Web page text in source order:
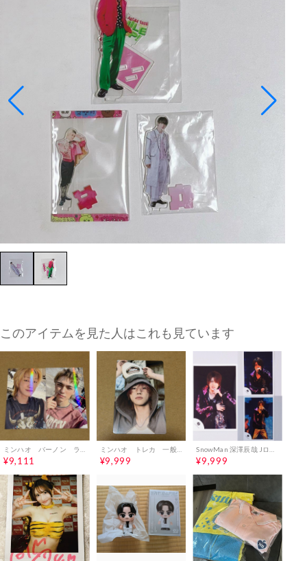
このアイテムを見た人はこれも見ています
¥9,111
ミンハオ トレカ 一般盤 TSUTAYA v8 9
¥9,999 ¥9,999